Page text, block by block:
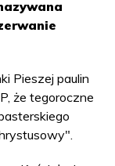
Pieszej paulin
że tegoroczne